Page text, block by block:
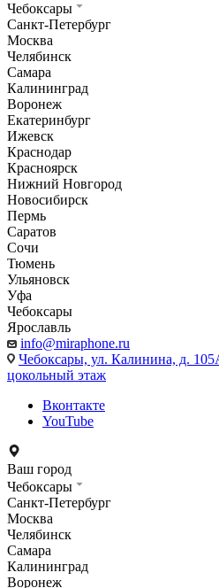
Чебоксары
Санкт-Петербург
Москва
Челябинск
Самара
Калининград
Воронеж
Екатеринбург
Ижевск
Краснодар
Красноярск
Нижний Новгород
Новосибирск
Пермь
Саратов
Сочи
Тюмень
Ульяновск
Уфа
Чебоксары
Ярославль
info@miraphone.ru
Чебоксары, ул. Калинина, д.
цокольный этаж
Вконтакте
YouTube
Ваш город
Чебоксары
Санкт-Петербург
Москва
Челябинск
Самара
Калининград
Воронеж